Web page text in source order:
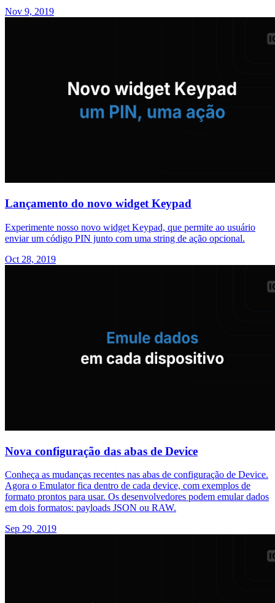
Nov 9, 2019
Lançamento do novo widget Keypad
Experimente nosso novo widget Keypad, que permite ao usuário
enviar um código PIN junto com uma string de ação opcional.
Oct 28, 2019
Nova configuração das abas de Device
Conheça as mudanças recentes nas abas de configuração de Device.
Agora o Emulator fica dentro de cada device, com exemplos de
formato prontos para usar. Os desenvolvedores podem emular dados
em dois formatos: payloads JSON ou RAW.
Sep 29, 2019